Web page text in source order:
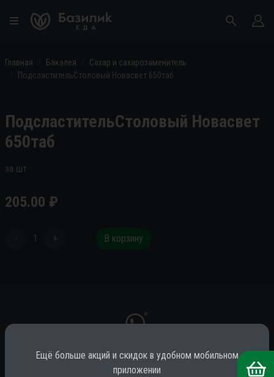
Главная Бакалея
Сахар и сахарозаменитель
ПодсластительСтоловый Новасвет 650таб
ПодсластительСтоловый Новасвет
650таб
за шт
205.00 ₽
- 1 + В корзину
*
* принадлежит компании Meta (признана экстремистской на территории
Ещё больше акций и скидок в удобном мобильном
приложении